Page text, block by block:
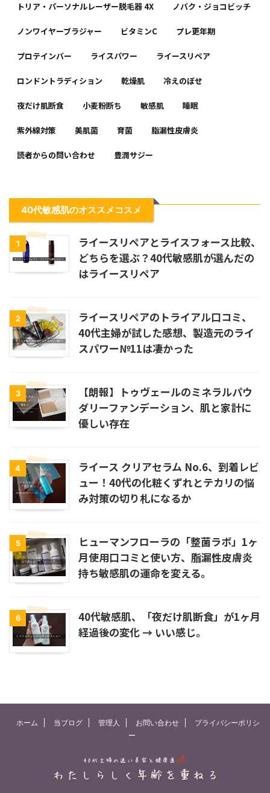
トリア・パーソナルレーザー脱毛器 4X ノバク・ジョコビッチ
ノンワイヤーブラジャー ビタミンC プレ更年期
プロテインバー ライスパワー ライースリペア
ロンドントラディション 乾燥肌 冷えのぼせ
夜だけ肌断食 小麦粉断ち 敏感肌 睡眠
紫外線対策 美肌菌 育菌 脂漏性皮膚炎
読者からの問い合わせ 豊潤サジー
40代敏感肌のオススメコスメ
1
ライースリペアとライスフォース比較、
どちらを選ぶ？40代敏感肌が選んだの
はライースリペア
2
ライースリペアのトライアル口コミ、
40代主婦が試した感想、製造元のライ
スパワー№11は凄かった
3
【朗報】トゥヴェールのミネラルパウ
ダリーファンデーション、肌と家計に
優しい存在
4
ライース クリアセラム No.6、到着レビ
ュー！40代の化粧くずれとテカリの悩
み対策の切り札になるか
5
ヒューマンフローラの「整菌ラボ」1ヶ
月使用口コミと使い方、脂漏性皮膚炎
持ち敏感肌の運命を変える。
6
40代敏感肌、「夜だけ肌断食」が1ヶ月
経過後の変化 → いい感じ。
ホーム 当ブログ 管理人 お問い合わせ
プライバシーポリシ
ー